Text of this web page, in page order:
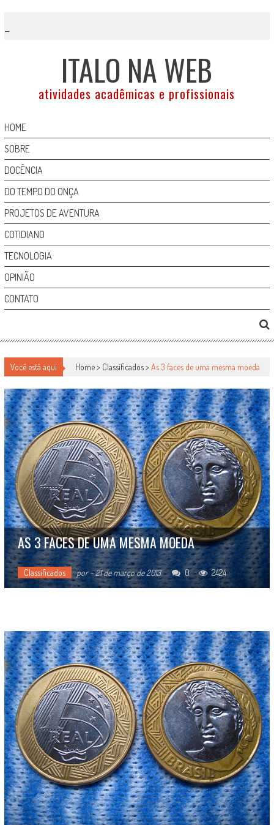
content
ITALO NA WEB
atividades acadêmicas e profissionais
HOME
SOBRE
DOCÊNCIA
DO TEMPO DO ONÇA
PROJETOS DE AVENTURA
COTIDIANO
TECNOLOGIA
OPINIÃO
CONTATO
Você está aqui Home > Classificados> As 3 faces de uma mesma moeda
AS 3 FACES DE UMA MESMA MOEDA
Classificados por-21 de março de 2013 0 2424